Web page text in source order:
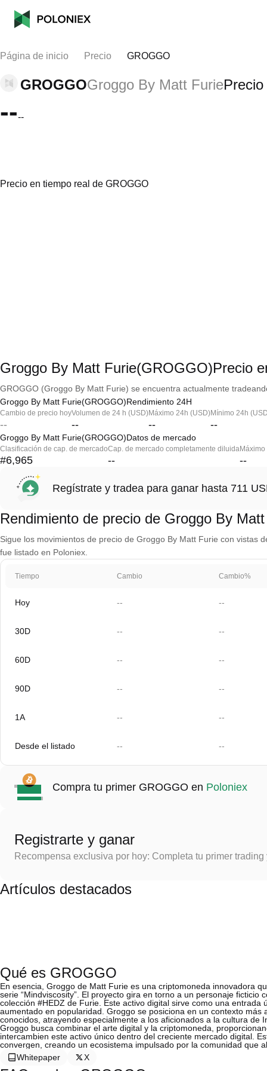
Página de inicio Precio GROGGO
GROGGOGroggo By Matt FuriePrecio
----
Precio en tiempo real de GROGGO
Groggo By Matt Furie(GROGGO)Precio
GROGGO (Groggo By Matt Furie) se encuentra actualmente
Groggo By Matt Furie(GROGGO)Rendimiento 24H
Cambio de precio hoy
--
Volumen de 24 h (USD)
--
Máximo 24h (USD)
--
Mínimo 24h
--
Groggo By Matt Furie(GROGGO)Datos de mercado
Clasificación de cap. de mercado
#6,965
Cap. de mercado completamente diluida
-- --
Regístrate y tradea para ganar hasta 711
Rendimiento de precio de Groggo By
Sigue los movimientos de precio de Groggo By Matt Furie con
fue listado en Poloniex.
Tiempo Cambio Cambio%
Hoy -- --
30D -- --
60D -- --
90D -- --
1A -- --
Desde el listado -- --
Compra tu primer GROGGO en Poloniex
Registrarte y ganar
Recompensa exclusiva por hoy: Completa tu primer
Artículos destacados
Qué es GROGGO
En esencia, Groggo de Matt Furie es una criptomoneda innovadora
serie “Mindviscosity”. El proyecto gira en torno a un personaje ficticio
colección #HEDZ de Furie. Este activo digital sirve como una
aumentado en popularidad. Groggo se posiciona en un contexto
conocidos, atrayendo especialmente a los aficionados a la cultura de
Groggo busca combinar el arte digital y la criptomoneda,
intercambien este activo único dentro del creciente mercado digital.
convergen, creando un ecosistema impulsado por la comunidad que
Whitepaper
X